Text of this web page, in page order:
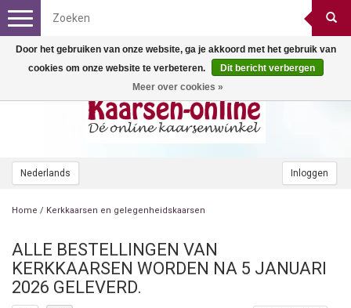
Nederlands Inloggen
Toggle
navigation
Home / Kerkkaarsen en gelegenheidskaarsen
ALLE BESTELLINGEN VAN
KERKKAARSEN WORDEN NA 5 JANUARI
2026 GELEVERD.
Door het gebruiken van onze website, ga je akkoord met het gebruik van
cookies om onze website te verbeteren.
Dit bericht verbergen
Meer over cookies »